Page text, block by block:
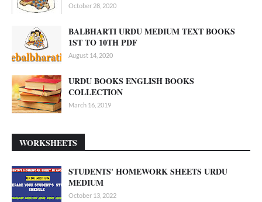
October 28, 2020
BALBHARTI URDU MEDIUM TEXT BOOKS
1ST TO 10TH PDF
August 14, 2020
URDU BOOKS ENGLISH BOOKS
COLLECTION
March 16, 2019
WORKSHEETS
STUDENTS' HOMEWORK SHEETS URDU
MEDIUM
October 13, 2022